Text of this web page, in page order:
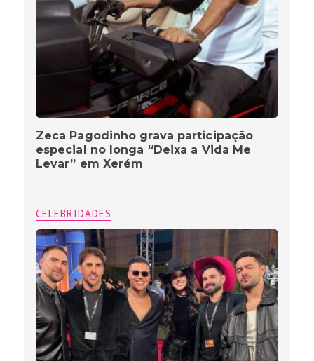
Zeca Pagodinho grava participação
especial no longa “Deixa a Vida Me
Levar” em Xerém
CELEBRIDADES